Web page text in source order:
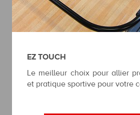
EZ TOUCH
Le meilleur choix pour allier
et pratique sportive pour votre